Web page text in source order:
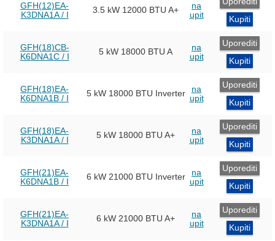
GFH(12)EA-
K3DNA1A / I
3.5 kW 12000 BTU A+
na
upit
Kupiti
GFH(18)CB-
K6DNA1C / I
5 kW 18000 BTU A
na
upit
Uporediti
Kupiti
GFH(18)EA-
K6DNA1B / I
5 kW18000 BTU Inverter
na
upit
Uporediti
Kupiti
GFH(18)EA-
K3DNA1A / I
5 kW 18000 BTU A+
na
upit
Uporediti
Kupiti
GFH(21)EA-
K6DNA1B / I
6 kW21000 BTU Inverter
na
upit
Uporediti
Kupiti
GFH(21)EA-
K3DNA1A / I
6 kW 21000 BTU A+
na
upit
Uporediti
Kupiti